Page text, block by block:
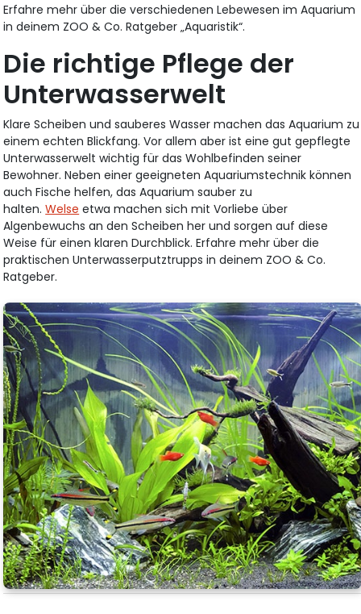
Erfahre mehr über die verschiedenen Lebewesen im Aquarium
in deinem ZOO & Co. Ratgeber „Aquaristik“.
Die richtige Pflege der
Unterwasserwelt
Klare Scheiben und sauberes Wasser machen das Aquarium zu
einem echten Blickfang. Vor allem aber ist eine gut gepflegte
Unterwasserwelt wichtig für das Wohlbefinden seiner
Bewohner. Neben einer geeigneten Aquariumstechnik können
auch Fische helfen, das Aquarium sauber zu
halten.Welse etwa machen sich mit Vorliebe über
Algenbewuchs an den Scheiben her und sorgen auf diese
Weise für einen klaren Durchblick. Erfahre mehr über die
praktischen Unterwasserputztrupps in deinem ZOO & Co.
Ratgeber.